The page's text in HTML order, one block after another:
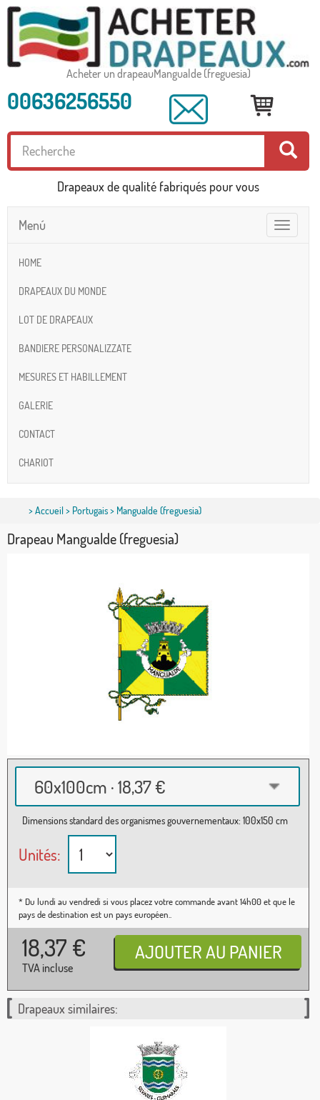
Acheter un drapeauMangualde (freguesia)
00636256550
Drapeaux de qualité fabriqués pour vous
Toggle
navigation
Menú
HOME
DRAPEAUX DU MONDE
LOT DE DRAPEAUX
BANDIERE PERSONALIZZATE
MESURES ET HABILLEMENT
GALERIE
CONTACT
CHARIOT
>Accueil> Portugais> Mangualde (freguesia)
Drapeau Mangualde (freguesia)
60x100cm · 18,37 €
Dimensions standard des organismes gouvernementaux: 100x150 cm
Unités:
* Du lundi au vendredi si vous placez votre commande avant 14h00 et que le
pays de destination est un pays européen..
18,37 €
TVA incluse
Drapeaux similaires: